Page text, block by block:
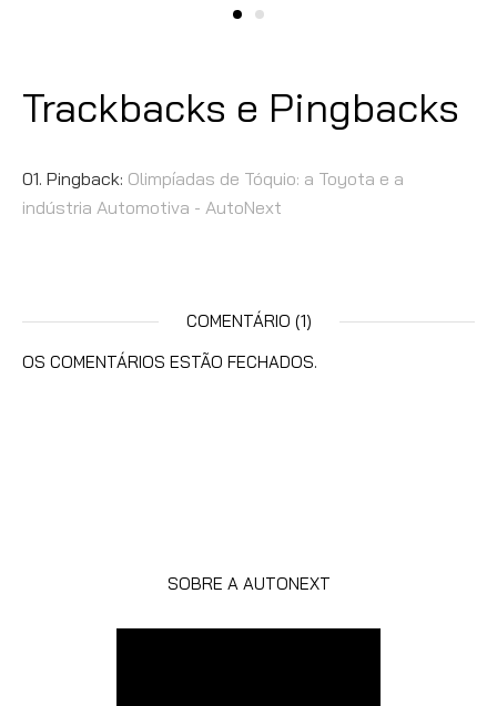
Trackbacks e Pingbacks
Pingback: Olimpíadas de Tóquio: a Toyota e a
indústria Automotiva - AutoNext
COMENTÁRIO (1)
OS COMENTÁRIOS ESTÃO FECHADOS.
SOBRE A AUTONEXT